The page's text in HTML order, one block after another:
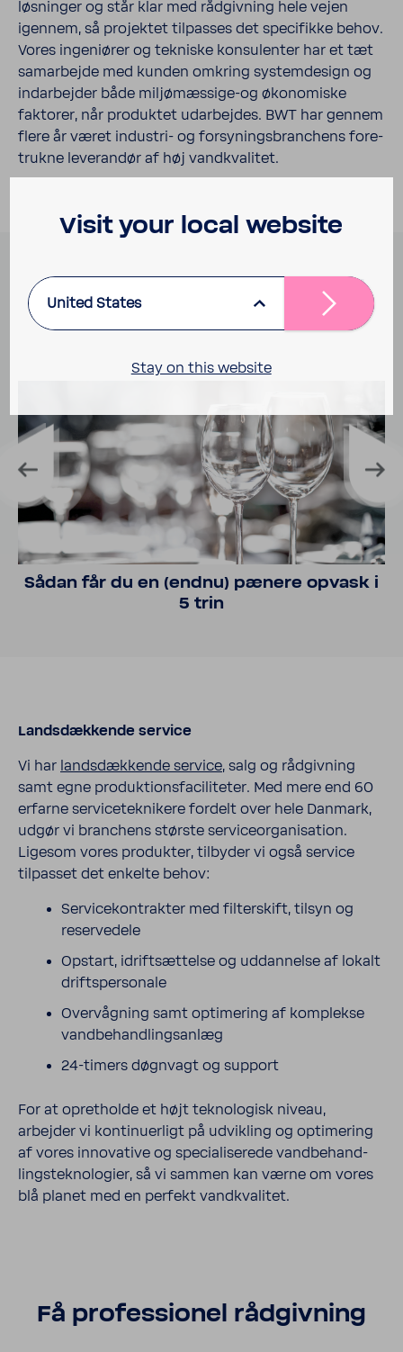
løsninger og står klar med rådgiv­ning hele vejen
igennem, så projektet tilpasses det speci­fikke behov.
Vores inge­ni­ører og tekniske konsu­lenter har et tæt
samar­bejde med kunden omkring system­de­sign og
indar­bejder både miljømæssige-​og økono­miske
faktorer, når produktet udar­bejdes. BWT har gennem
flere år været industri-​ og forsy­nings­bran­chens fore­
trukne leve­randør af høj vand­kva­litet.
Profes­sio­nelle løsninger til
dansk erhverv og indu­stri
Sådan får du en (endnu) pænere opvask i
5 trin
Lands­dæk­kende service
Vi har lands­dæk­kende service, salg og rådgiv­ning
samt egne produk­tions­fa­ci­li­teter. Med mere end 60
erfarne servi­ce­tek­ni­kere fordelt over hele Danmark,
udgør vi bran­chens største servi­ce­or­ga­ni­sa­tion.
Ligesom vores produkter, tilbyder vi også service
tilpasset det enkelte behov:
Servi­ce­kon­trakter med filter­skift, tilsyn og
reser­ve­dele
Opstart, idrift­sæt­telse og uddan­nelse af lokalt
drifts­per­so­nale
Over­våg­ning samt opti­me­ring af komplekse
vand­be­hand­lings­anlæg
24-​timers døgn­vagt og support
For at opret­holde et højt tekno­lo­gisk niveau,
arbejder vi konti­nu­er­ligt på udvik­ling og opti­me­ring
af vores innova­tive og speci­a­li­se­rede vand­be­hand­
lings­tek­no­lo­gier, så vi sammen kan værne om vores
blå planet med en perfekt vand­kva­litet.
Få profes­sionel rådgiv­ning
Visit your local website
United States
Stay on this website